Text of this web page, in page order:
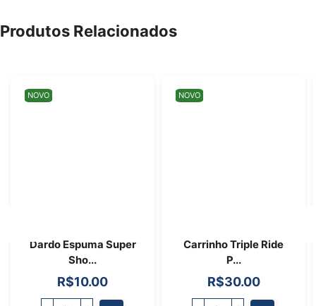
Produtos Relacionados
NOVO
Dardo Espuma Super
Sho...
R$10.00
NOVO
Carrinho Triple Ride
P...
R$30.00